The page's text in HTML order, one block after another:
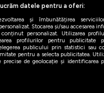
Contact Gestionați
datele pentru a oferi:
și îmbunătățirea
Stocarea și/sau accesarea
personalizat. Utilizarea
profilurilor pentru publicitate
publicului prin statistici sau
pentru a selecta publicitatea.
de geolocație și identificarea